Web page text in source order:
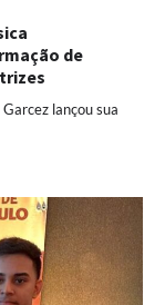
de
lançou sua